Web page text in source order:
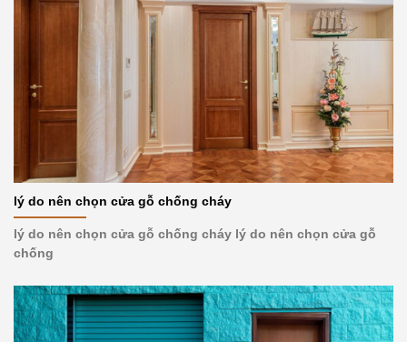
lý do nên chọn cửa gỗ chống cháy
lý do nên chọn cửa gỗ chống cháy lý do nên chọn cửa gỗ
chống